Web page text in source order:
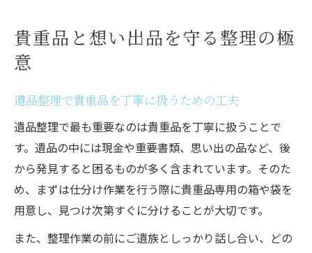
貴重品と想い出品を守る整理の極
意
遺品整理で貴重品を丁寧に扱うための工夫
遺品整理で最も重要なのは貴重品を丁寧に扱うことで
す。遺品の中には現金や重要書類、思い出の品など、後
から発見すると困るものが多く含まれています。そのた
め、まずは仕分け作業を行う際に貴重品専用の箱や袋を
用意し、見つけ次第すぐに分けることが大切です。
また、整理作業の前にご遺族としっかり話し合い、どの